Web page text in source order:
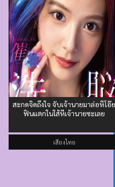
สะกดจิดถึงใจ จับเจ้านายมาล่อหีโอ๊
ฟินแตกในใส้หีเจ้านายซะเลย
เสียงไทย